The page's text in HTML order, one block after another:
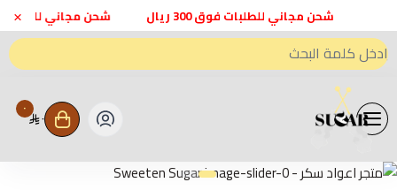
شحن مجاني للطلبات فوق شحن مجاني للطلبات فوق 300 ريال ×
متجر اعواد سكر - Sweeten Sugar
٠ ٠